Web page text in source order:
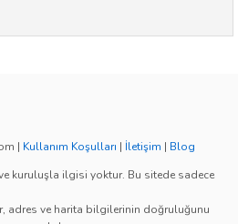
| Kullanım Koşulları | İletişim | Blog
kuruluşla ilgisi yoktur. Bu sitede sadece
adres ve harita bilgilerinin doğruluğunu